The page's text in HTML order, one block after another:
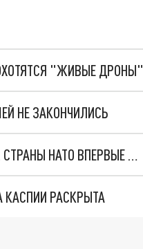
"ЖИВЫЕ ДРОНЫ"
НЕ ЗАКОНЧИЛИСЬ
"ОЧЕНЬ ПЛОХИЕ НОВОСТИ": БОЛЬШАЯ ОШИБКА PALANTIR В РОССИИ. СТРАНЫ НАТО ВПЕРВЫЕ ЗА СВО ОСТАНОВИЛИ ПОСТАВКИ ОРУЖИЯ. ВСУ ТЕРЯЮТ ПРИГРАНИЧЬЕ?
КАСПИИ РАСКРЫТА